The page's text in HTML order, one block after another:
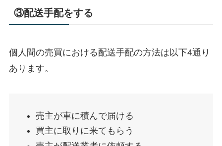
③配送手配をする
個人間の売買における配送手配の方法は以下4通り
あります。
売主が車に積んで届ける
買主に取りに来てもらう